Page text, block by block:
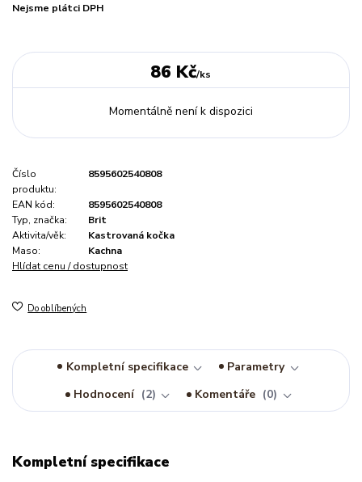
Nejsme plátci DPH
86 Kč/ks
Momentálně není k dispozici
Číslo
produktu:
8595602540808
EAN kód:
8595602540808
Typ, značka:
Brit
Aktivita/věk:
Kastrovaná kočka
Maso:
Kachna
Hlídat cenu / dostupnost
Do oblíbených
Kompletní specifikace
Parametry
Hodnocení
2 Komentáře 0
Kompletní specifikace